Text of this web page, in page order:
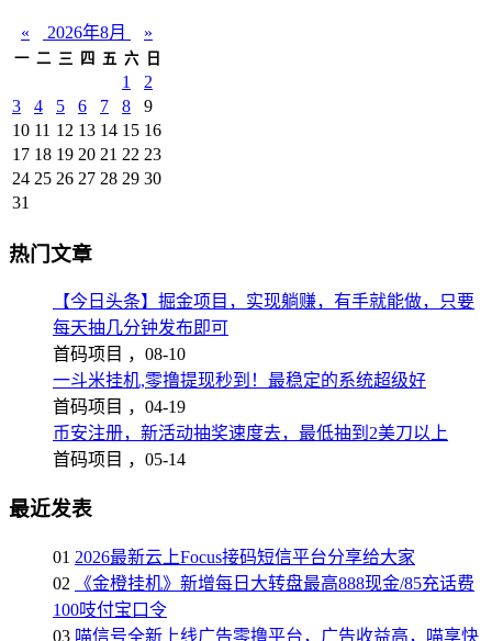
« 2026年8月 »
一 二 三 四 五 六 日
1
2
3
4 5 6 7 8
9
10 11 12 13 14 15 16
17 18 19 20 21 22 23
24 25 26 27 28 29 30
31
热门文章
【今日头条】掘金项目，实现躺赚，有手就能做，只要
每天抽几分钟发布即可
首码项目 ， 08-10
一斗米挂机,零撸提现秒到！最稳定的系统超级好
首码项目 ， 04-19
币安注册，新活动抽奖速度去，最低抽到2美刀以上
首码项目 ， 05-14
最近发表
01 2026最新云上Focus接码短信平台分享给大家
02
《金橙挂机》新增每日大转盘最高888现金/85充话费
100吱付宝口令
03 喵信号全新上线广告零撸平台，广告收益高，喵享快